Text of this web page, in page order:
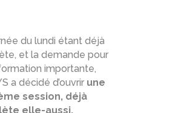
du lundi étant déjà
et la demande pour
importante,
a décidé d’ouvrir une
session, déjà
elle-aussi.